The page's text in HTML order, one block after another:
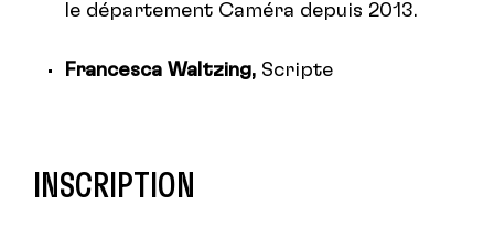
le département Caméra depuis 2013.
Francesca Waltzing, Scripte
INSCRIPTION